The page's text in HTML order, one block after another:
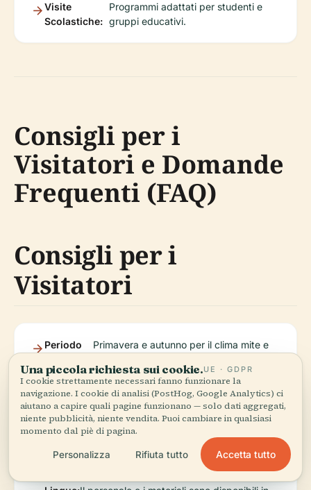
Visite
Scolastiche:
Programmi adattati per studenti e
gruppi educativi.
Consigli per i
Visitatori e Domande
Frequenti (FAQ)
Consigli per i
Visitatori
Periodo
per
Visitare:
Primavera e autunno per il clima mite e
calda—porta protezione solare e acqua.
Cosa
Scarpe comode, cappello, crema solare,
binocolo e una macchina fotografica.
Una piccola richiesta sui cookie.UE · GDPR
I cookie strettamente necessari fanno funzionare la
navigazione. I cookie di analisi (PostHog, Google Analytics) ci
aiutano a capire quali pagine funzionano — solo dati aggregati,
niente pubblicità, niente vendita. Puoi cambiare in qualsiasi
momento dal piè di pagina.
Personalizza Rifiuta tutto Accetta tutto